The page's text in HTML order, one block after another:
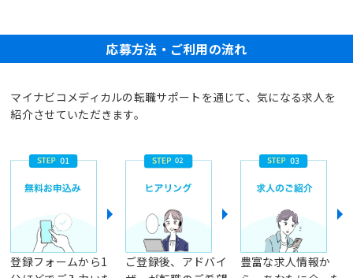
応募方法・ご利用の流れ
マイナビコメディカルの転職サポートを通じて、気になる求人を
紹介させていただきます。
登録フォームから1
ご登録後、アドバイ
豊富な求人情報か